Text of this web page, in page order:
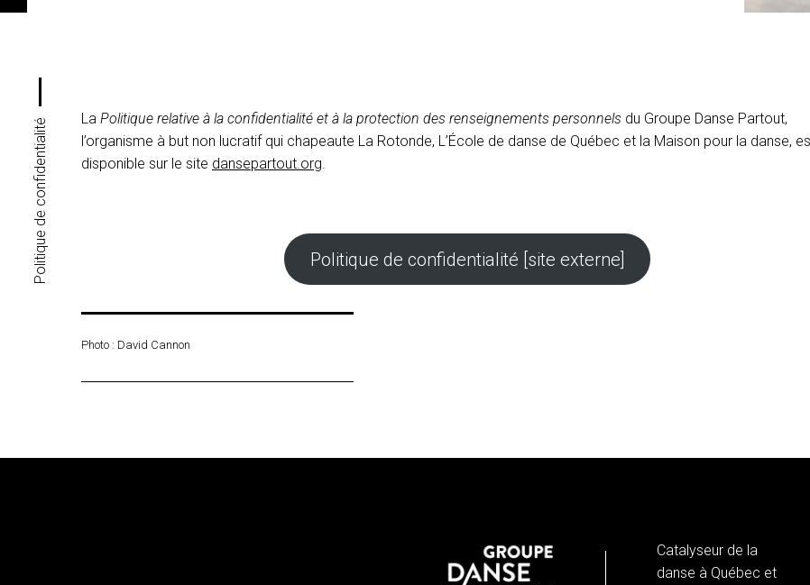
Politique de confidentialité La Politique relative à la confidentialité et à la protection des renseignements personnels du Groupe Danse Partout,
l’organisme à but non lucratif qui chapeaute La Rotonde, L’École de danse de Québec et la Maison pour la danse,
disponible sur le site dansepartout.org.
Politique de confidentialité [site externe]
Photo : David Cannon
Catalyseur de la
danse à Québec et